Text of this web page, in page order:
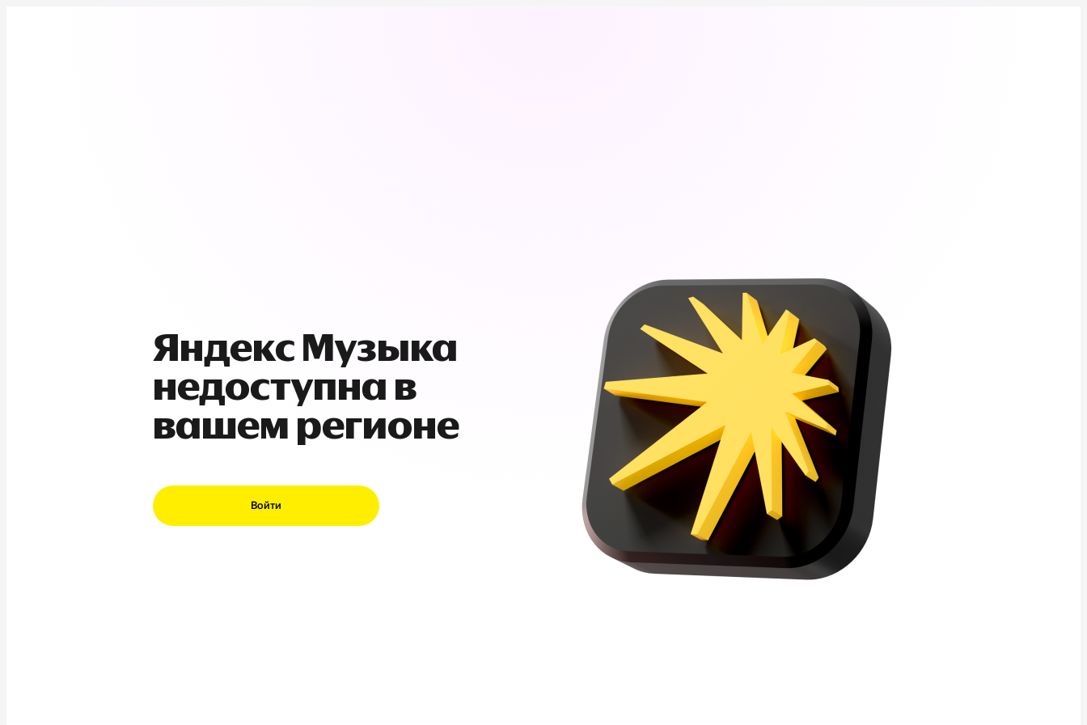
Яндекс Музыка
недоступна в
вашем регионе
Войти